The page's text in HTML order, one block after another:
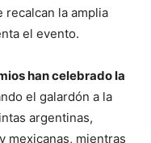
recalcan la amplia
el evento.
han celebrado la
el galardón a la
argentinas,
mexicanas, mientras